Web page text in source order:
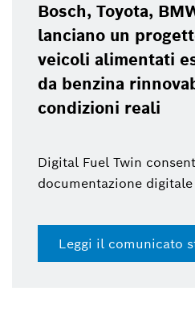
Bosch, Toyota,
lanciano un
veicoli alimentati
da benzina
condizioni reali
Digital Fuel Twin
documentazione digitale
Leggi il comunicato